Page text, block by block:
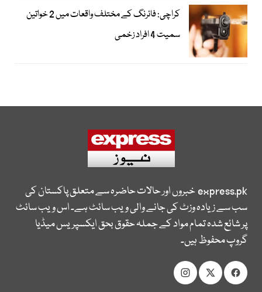
کراچی: فائرنگ کے مختلف واقعات میں 2 خواتین
سمیت 4 افراد زخمی
express.pkخبروں اور حالات حاضرہ سے متعلق پاکستان کی
سب سے زیادہ وزٹ کی جانے والی ویب سائٹ ہے۔ اس ویب سائٹ
پر شائع شدہ تمام مواد کے جملہ حقوق بحق ایکسپریس میڈیا
گروپ محفوظ ہیں۔